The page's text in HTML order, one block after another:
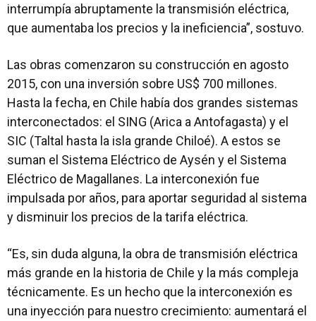
interrumpía abruptamente la transmisión eléctrica,
que aumentaba los precios y la ineficiencia”, sostuvo.
Las obras comenzaron su construcción en agosto
2015, con una inversión sobre US$ 700 millones.
Hasta la fecha, en Chile había dos grandes sistemas
interconectados: el SING (Arica a Antofagasta) y el
SIC (Taltal hasta la isla grande Chiloé). A estos se
suman el Sistema Eléctrico de Aysén y el Sistema
Eléctrico de Magallanes. La interconexión fue
impulsada por años, para aportar seguridad al sistema
y disminuir los precios de la tarifa eléctrica.
“Es, sin duda alguna, la obra de transmisión eléctrica
más grande en la historia de Chile y la más compleja
técnicamente. Es un hecho que la interconexión es
una inyección para nuestro crecimiento: aumentará el